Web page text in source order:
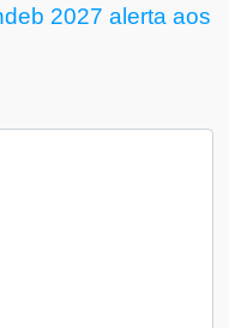
2027 alerta aos